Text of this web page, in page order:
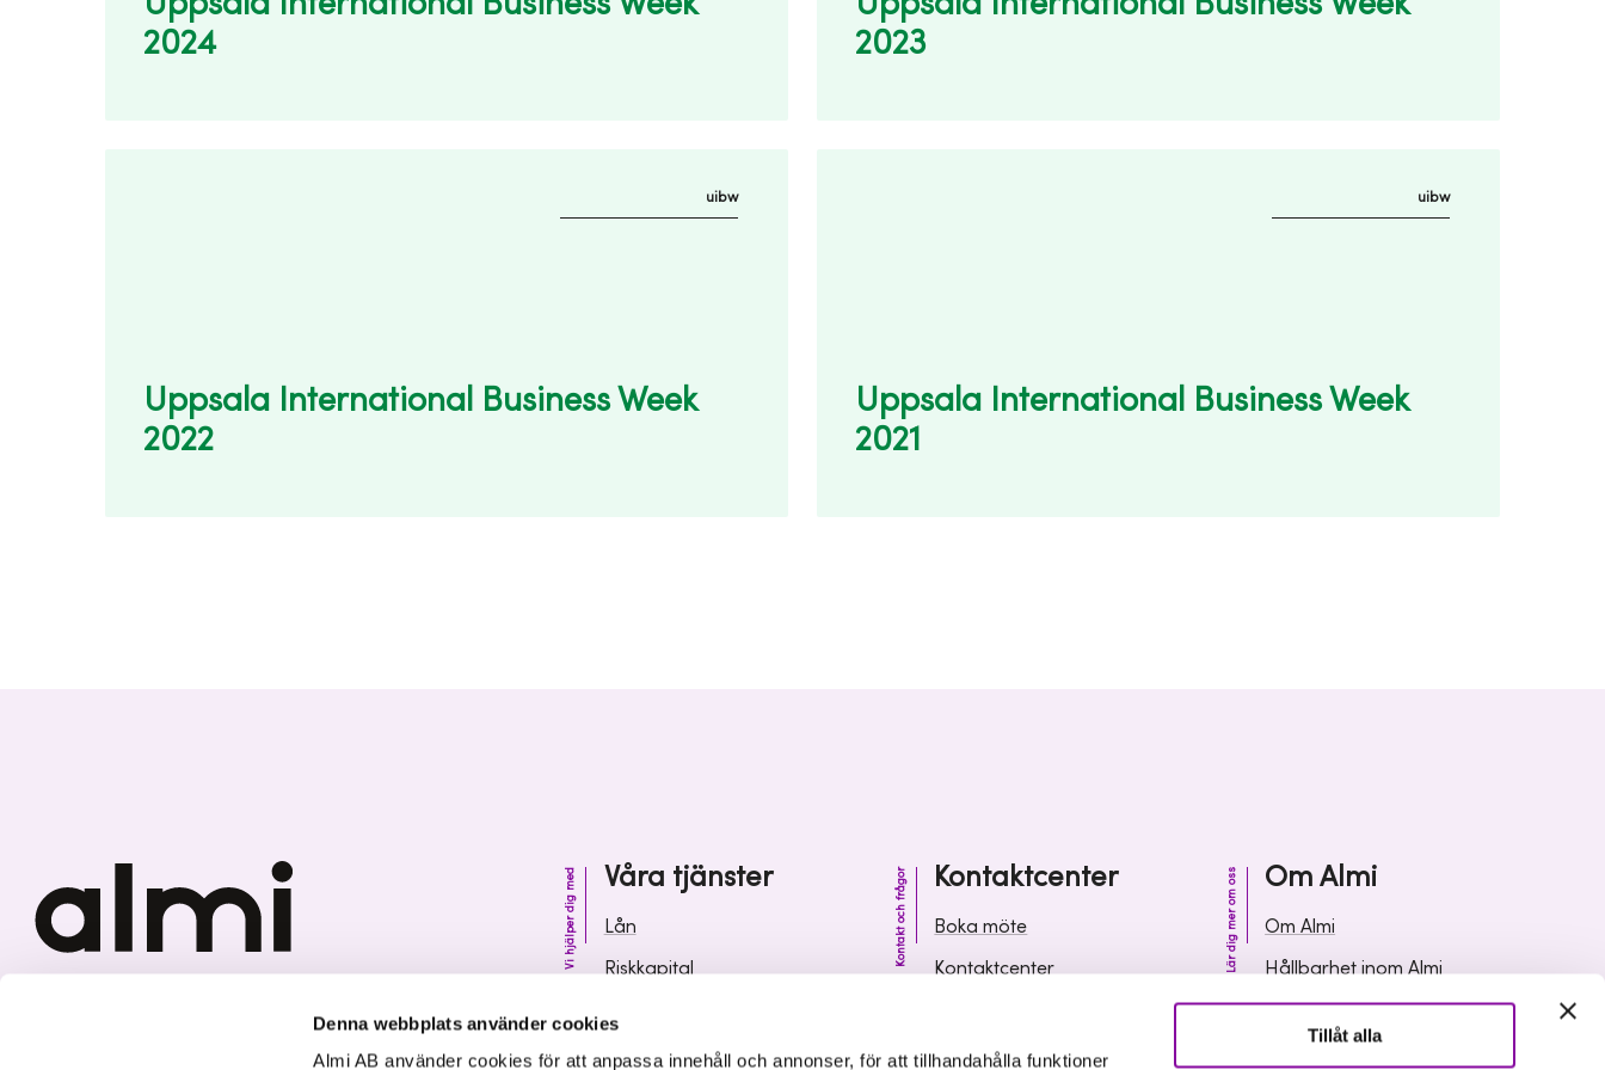
Denna webbplats använder cookies
Almi AB använder cookies för att anpassa innehåll och annonser, för att tillhandahålla funktioner
Tillåt alla
2024
2023
uibw
Uppsala International Business Week
2022
uibw
Uppsala International Business Week
2021
Våra tjänster
Vi hjälper dig med
Lån
Riskkapital
Kunskap och inspiration
Kontaktcenter
Kontakt och frågor
Boka möte
Kontaktcenter
Leverantörsinformation
Om Almi
Lär dig mer om oss
Om Almi
Hållbarhet inom Almi
Organisation